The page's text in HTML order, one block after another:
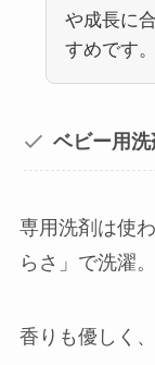
や成長に
すめです。
ベビー用洗
専用洗剤は使
らさ」で洗濯。
香りも優しく